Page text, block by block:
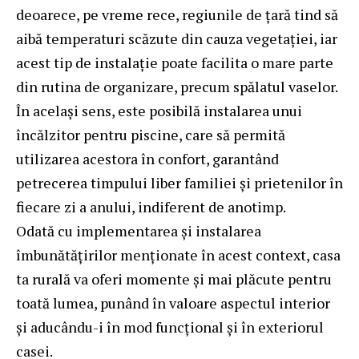
deoarece, pe vreme rece, regiunile de țară tind să
aibă temperaturi scăzute din cauza vegetației, iar
acest tip de instalație poate facilita o mare parte
din rutina de organizare, precum spălatul vaselor.
În același sens, este posibilă instalarea unui
încălzitor pentru piscine, care să permită
utilizarea acestora în confort, garantând
petrecerea timpului liber familiei și prietenilor în
fiecare zi a anului, indiferent de anotimp.
Odată cu implementarea și instalarea
îmbunătățirilor menționate în acest context, casa
ta rurală va oferi momente și mai plăcute pentru
toată lumea, punând în valoare aspectul interior
și aducându-i în mod funcțional și în exteriorul
casei.